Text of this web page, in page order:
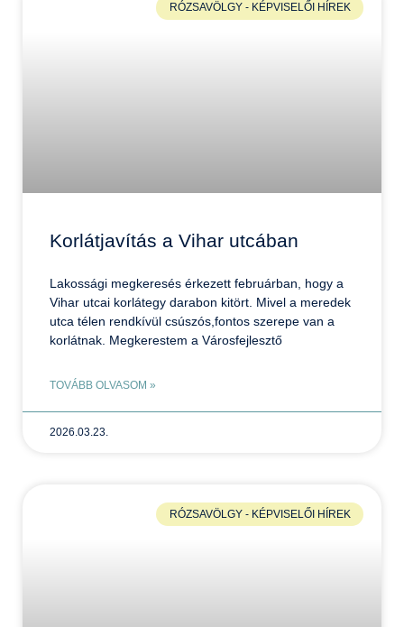
RÓZSAVÖLGY - KÉPVISELŐI HÍREK
Korlátjavítás a Vihar utcában
Lakossági megkeresés érkezett februárban, hogy a
Vihar utcai korlátegy darabon kitört. Mivel a meredek
utca télen rendkívül csúszós,fontos szerepe van a
korlátnak. Megkerestem a Városfejlesztő
TOVÁBB OLVASOM »
2026.03.23.
RÓZSAVÖLGY - KÉPVISELŐI HÍREK